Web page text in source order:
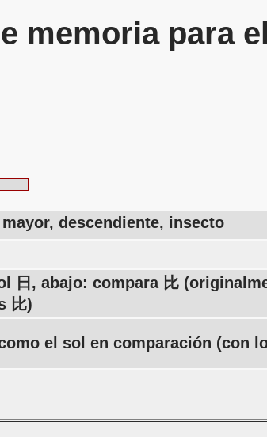
memoria para
mayor, descendiente, insecto
日, abajo: compara 比
比)
el sol en comparación (con